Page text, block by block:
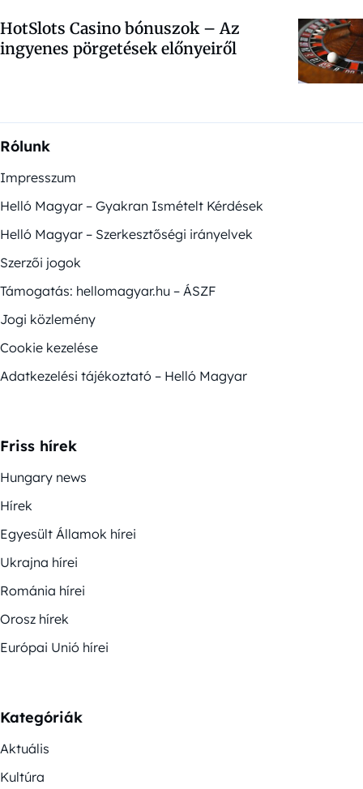
HotSlots Casino bónuszok – Az
ingyenes pörgetések előnyeiről
Rólunk
Impresszum
Helló Magyar – Gyakran Ismételt Kérdések
Helló Magyar – Szerkesztőségi irányelvek
Szerzői jogok
Támogatás: hellomagyar.hu – ÁSZF
Jogi közlemény
Cookie kezelése
Adatkezelési tájékoztató – Helló Magyar
Friss hírek
Hungary news
Hírek
Egyesült Államok hírei
Ukrajna hírei
Románia hírei
Orosz hírek
Európai Unió hírei
Kategóriák
Aktuális
Kultúra